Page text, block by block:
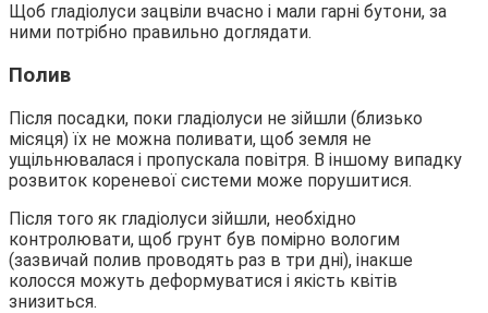
Щоб гладіолуси зацвіли вчасно і мали гарні бутони, за
ними потрібно правильно доглядати.
Полив
Після посадки, поки гладіолуси не зійшли (близько
місяця) їх не можна поливати, щоб земля не
ущільнювалася і пропускала повітря. В іншому випадку
розвиток кореневої системи може порушитися.
Після того як гладіолуси зійшли, необхідно
контролювати, щоб грунт був помірно вологим
(зазвичай полив проводять раз в три дні), інакше
колосся можуть деформуватися і якість квітів
знизиться.